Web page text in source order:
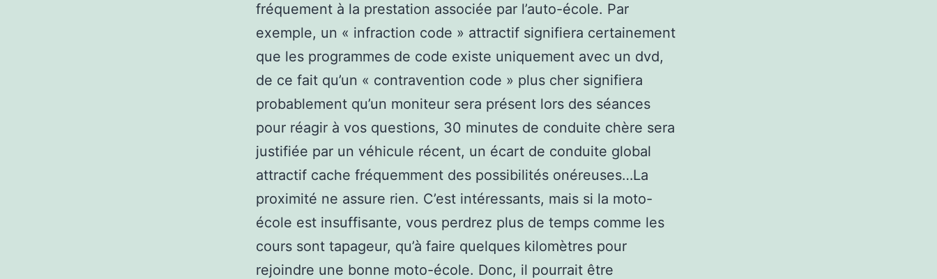
fréquement à la prestation associée par l’auto-école. Par
exemple, un « infraction code » attractif signifiera certainement
que les programmes de code existe uniquement avec un dvd,
de ce fait qu’un « contravention code » plus cher signifiera
probablement qu’un moniteur sera présent lors des séances
pour réagir à vos questions, 30 minutes de conduite chère sera
justifiée par un véhicule récent, un écart de conduite global
attractif cache fréquemment des possibilités onéreuses…La
proximité ne assure rien. C’est intéressants, mais si la moto-
école est insuffisante, vous perdrez plus de temps comme les
cours sont tapageur, qu’à faire quelques kilomètres pour
rejoindre une bonne moto-école. Donc, il pourrait être